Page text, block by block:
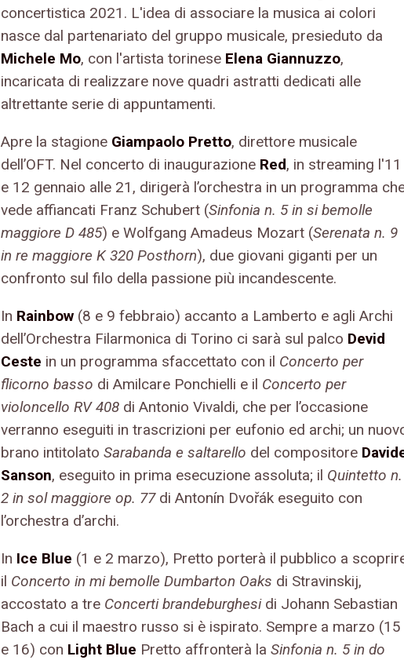
concertistica 2021. L'idea di associare la musica ai colori
nasce dal partenariato del gruppo musicale, presieduto da
Michele Mo, con l'artista torinese Elena Giannuzzo,
incaricata di realizzare nove quadri astratti dedicati alle
altrettante serie di appuntamenti.
Apre la stagione Giampaolo Pretto, direttore musicale
dell’OFT. Nel concerto di inaugurazione Red, in streaming l'11
e 12 gennaio alle 21, dirigerà l’orchestra in un programma
vede affiancati Franz Schubert (Sinfonia n. 5 in si bemolle
maggiore D 485) e Wolfgang Amadeus Mozart (Serenata n. 9
in re maggiore K 320 Posthorn), due giovani giganti per un
confronto sul filo della passione più incandescente.
In Rainbow (8 e 9 febbraio) accanto a Lamberto e agli Archi
dell’Orchestra Filarmonica di Torino ci sarà sul palco Devid
Ceste in un programma sfaccettato con il Concerto per
flicorno basso di Amilcare Ponchielli e il Concerto per
violoncello RV 408 di Antonio Vivaldi, che per l’occasione
verranno eseguiti in trascrizioni per eufonio ed archi; un
brano intitolato Sarabanda e saltarello del compositore
Sanson, eseguito in prima esecuzione assoluta; il Quintetto n.
2 in sol maggiore op. 77di Antonín Dvořák eseguito con
l’orchestra d’archi.
In Ice Blue (1 e 2 marzo), Pretto porterà il pubblico a
il Concerto in mi bemolle Dumbarton Oaks di Stravinskij,
accostato a tre Concerti brandeburghesidi Johann Sebastian
Bach a cui il maestro russo si è ispirato. Sempre a marzo (15
e 16) con Light Blue Pretto affronterà la Sinfonia n. 5 in do